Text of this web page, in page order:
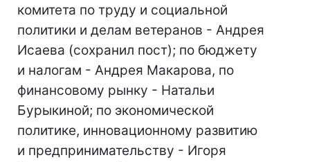
комитета по труду и социальной
политики и делам ветеранов - Андрея
Исаева (сохранил пост); по бюджету
и налогам - Андрея Макарова, по
финансовому рынку - Натальи
Бурыкиной; по экономической
политике, инновационному развитию
и предпринимательству - Игоря